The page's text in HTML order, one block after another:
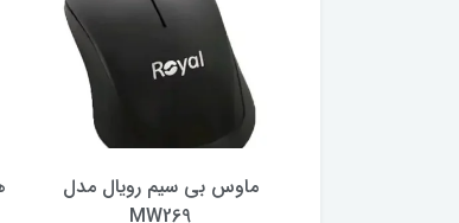
ماوس بی سیم رویال مدل
MW269